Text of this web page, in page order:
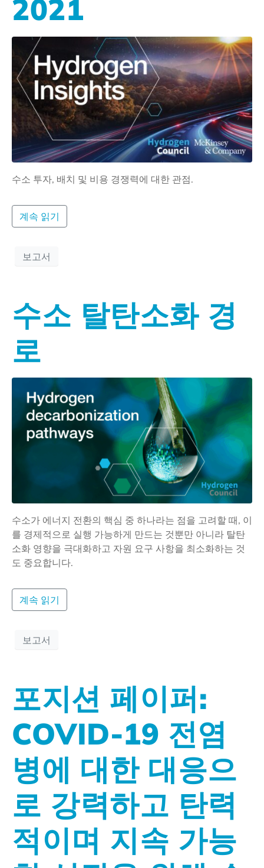
2021
수소 투자, 배치 및 비용 경쟁력에 대한 관점.
계속 읽기
보고서
수소 탈탄소화 경
로
수소가 에너지 전환의 핵심 중 하나라는 점을 고려할 때, 이
를 경제적으로 실행 가능하게 만드는 것뿐만 아니라 탈탄
소화 영향을 극대화하고 자원 요구 사항을 최소화하는 것
도 중요합니다.
계속 읽기
보고서
포지션 페이퍼:
COVID-19 전염
병에 대한 대응으
로 강력하고 탄력
적이며 지속 가능